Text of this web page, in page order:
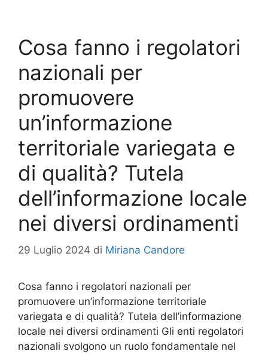
Cosa fanno i regolatori
nazionali per
promuovere
un’informazione
territoriale variegata e
di qualità? Tutela
dell’informazione locale
nei diversi ordinamenti
29 Luglio 2024 di Miriana Candore
Cosa fanno i regolatori nazionali per
promuovere un’informazione territoriale
variegata e di qualità? Tutela dell’informazione
locale nei diversi ordinamenti Gli enti regolatori
nazionali svolgono un ruolo fondamentale nel